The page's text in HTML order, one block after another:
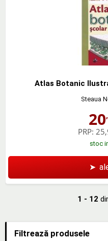
Filtrează produsele
Atlas Botanic
Steaua
20
PRP:
stoc
➤
1 - 12